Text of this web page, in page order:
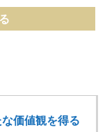
価値観を得る